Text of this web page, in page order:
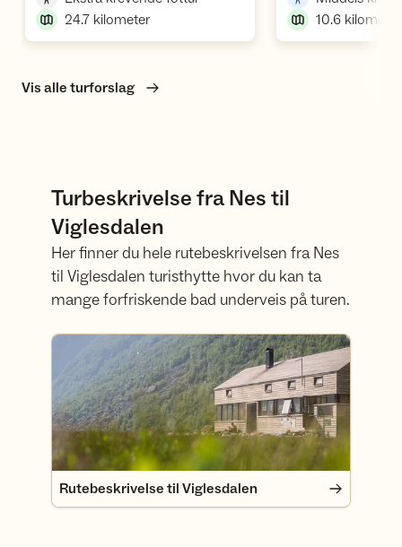
24.7 kilometer
10.6 kilometer
Vis alle turforslag
Turbeskrivelse fra Nes til
Viglesdalen
Her finner du hele rutebeskrivelsen fra Nes
til Viglesdalen turisthytte hvor du kan ta
mange forfriskende bad underveis på turen.
Rutebeskrivelse til Viglesdalen
Rutebeskrivelse til Viglesdalen